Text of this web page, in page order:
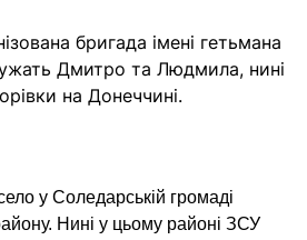
бригада імені гетьмана
Дмитро та Людмила, нині
на Донеччині.
у Соледарській громаді
Нині у цьому районі ЗСУ